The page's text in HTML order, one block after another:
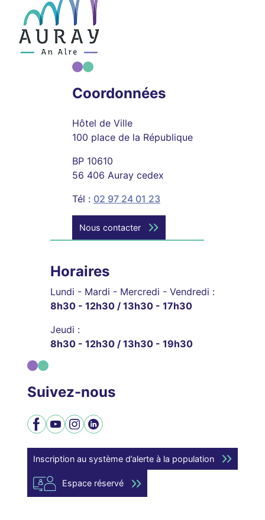
Coordonnées
Hôtel de Ville
100 place de la République
BP 10610
56 406 Auray cedex
Tél : 02 97 24 01 23
Nous contacter
Horaires
Lundi - Mardi - Mercredi - Vendredi :
8h30 - 12h30 / 13h30 - 17h30
Jeudi :
8h30 - 12h30 / 13h30 - 19h30
Suivez-nous
Facebook
YouTubeInstagram
LinkedIn
Inscription au système d’alerte à la population
Espace réservé